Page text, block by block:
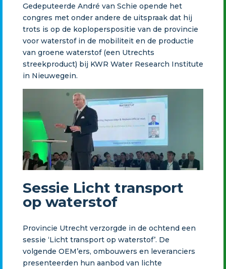
Gedeputeerde André van Schie opende het
congres met onder andere de uitspraak dat hij
trots is op de koploperspositie van de provincie
voor waterstof in de mobiliteit en de productie
van groene waterstof (een Utrechts
streekproduct) bij KWR Water Research Institute
in Nieuwegein.
Sessie Licht transport
op waterstof
Provincie Utrecht verzorgde in de ochtend een
sessie ‘Licht transport op waterstof’. De
volgende OEM’ers, ombouwers en leveranciers
presenteerden hun aanbod van lichte